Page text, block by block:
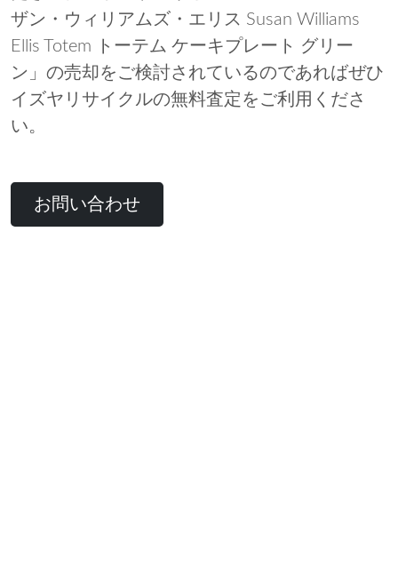
ザン・ウィリアムズ・エリス Susan Williams
Ellis Totem トーテム ケーキプレート グリー
ン」の売却をご検討されているのであればぜひ
イズヤリサイクルの無料査定をご利用くださ
い。
お問い合わせ